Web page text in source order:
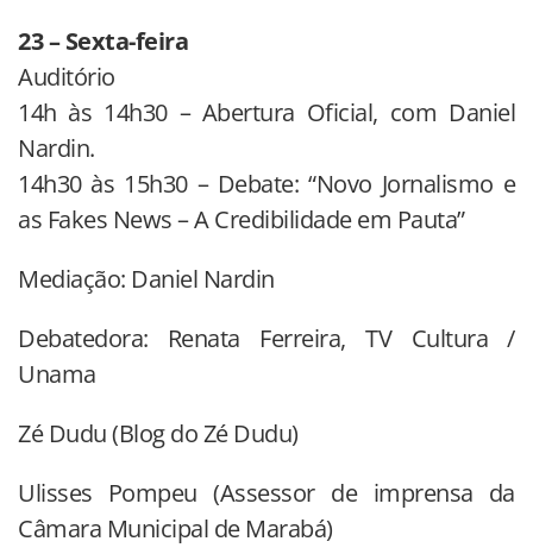
23 – Sexta-feira
Auditório
14h às 14h30 – Abertura Oficial, com Daniel
Nardin.
14h30 às 15h30 – Debate: “Novo Jornalismo e
as Fakes News – A Credibilidade em Pauta”
Mediação: Daniel Nardin
Debatedora: Renata Ferreira, TV Cultura /
Unama
Zé Dudu (Blog do Zé Dudu)
Ulisses Pompeu (Assessor de imprensa da
Câmara Municipal de Marabá)